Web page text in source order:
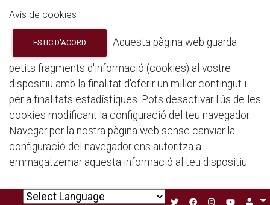
Avís de cookies
ESTIC D'ACORD Aquesta pàgina web guarda
petits fragments d'informació (cookies) al vostre
dispositiu amb la finalitat d'oferir un millor contingut i
per a finalitats estadístiques. Pots desactivar l'ús de les
cookies modificant la configuració del teu navegador.
Navegar per la nostra pàgina web sense canviar la
configuració del navegador ens autoritza a
emmagatzemar aquesta informació al teu dispositiu.